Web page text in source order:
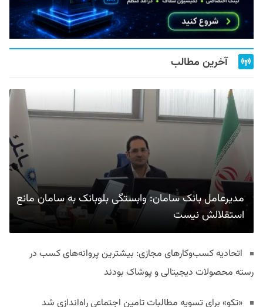
آخرین مطالب
مدیرعامل بانک سامان: وابستگی بلوبانک به سامان مانع
استقلالش نیست
اتحادیه کسب‌وکارهای مجازی: بیشترین پروانه‌های کسب در
رسته محصولات دیجیتالی و پوشاک بودند
«تکو» برای تسویه مطالبات تامین اجتماعی راه‌اندازی شد